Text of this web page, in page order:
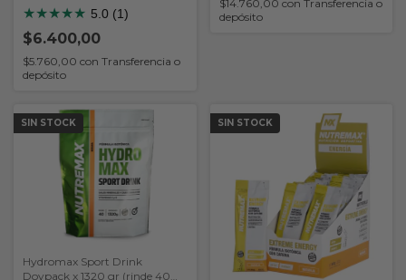
★★★★★ 5.0 (1)
$6.400,00
$5.760,00 con Transferencia o
depósito
$14.760,00 con Transferencia o
depósito
SIN STOCK
Hydromax Sport Drink
Doypack x 1320 gr (rinde 40
SIN STOCK